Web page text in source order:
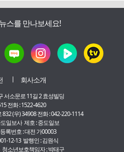
스를 만나보세요!
회사소개
서소문로 11길 2 효성빌딩
전화 : 1522-4620
(우) 34908 전화 : 042-220-1114
일보사 제호 : 중도일보
록번호 : 대전 가00003
12-13 발행인 : 김원식
소년보호책임자 : 박태구